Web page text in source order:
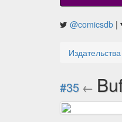
@comicsdb |
Издательства
#35 ←